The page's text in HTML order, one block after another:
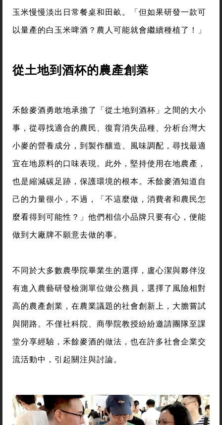
玉米慢慢淡出日常餐桌和田畝。「但如果研發一款可
以量產的白玉米啤酒？農人可能就會繼續種植了！」
從土地到酒杯的農產創業
禾餘麥酒勇敢地承擔了「從土地到酒杯」之間的大小
事，從尋找適合的農民、復育消失品種、分析台灣大
小麥的營養成分，到製作釀造、風味調配，尋找最適
宜在地原料的口味表現。此外，堅持使用在地農產，
也是縮減碳足跡，保護環境的根本。禾餘麥酒知道自
己的力量很小，不過，「不這麼做，消費者和農民怎
麼看得到可能性？」他們相信小品牌只要有心，便能
做到大廠牌不願意去做的事。
不同於大多數農學院畢業生的選擇，盧心潔與夥伴沒
有進入農藝研發檢測單位做公務員，選擇了風險相對
高的農產創業，在農業議題的社會創新上，大膽嘗試
與開路。不僅社科院、商學院教授紛紛邀請團隊至課
堂分享經驗，禾餘麥酒的做法，也在許多社會企業交
流活動中，引起關注與討論。